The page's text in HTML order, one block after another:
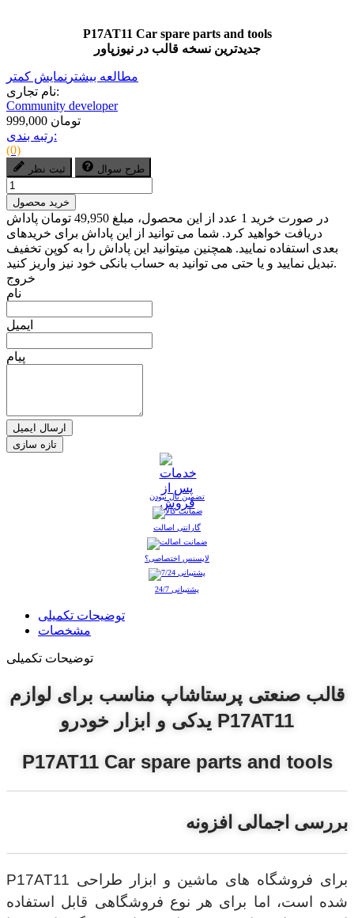
P17AT11 Car spare parts and tools
جدیدترین نسخه قالب در نیوزپاور
مطالعه بیشتر نمایش کمتر
نام تجاری:
Community developer
999,000 تومان
رتبه بندی:
(0)
ثبت نظر طرح سوال
خرید محصول
در صورت خرید 1 عدد از این محصول، مبلغ 49,950 تومان پاداش
دریافت خواهید کرد. شما می توانید از این پاداش برای خریدهای
بعدی استفاده نمایید. همچنین میتوانید این پاداش را به کوپن تخفیف
تبدیل نمایید و یا حتی می توانید به حساب بانکی خود نیز واریز کنید.
خروج
نام
ایمیل
پیام
ارسال ایمیل
تضمین نال نبودن
گارانتی اصالت
لایسنس اختصاصی؟
پشتیبانی 24/7
توضیحات تکمیلی
مشخصات
توضیحات تکمیلی
قالب صنعتی پرستاشاپ مناسب برای لوازم
یدکی و ابزار خودرو P17AT11
P17AT11 Car spare parts and tools
بررسی اجمالی افزونه
P17AT11 برای فروشگاه های ماشین و ابزار طراحی
شده است، اما برای هر نوع فروشگاهی قابل استفاده